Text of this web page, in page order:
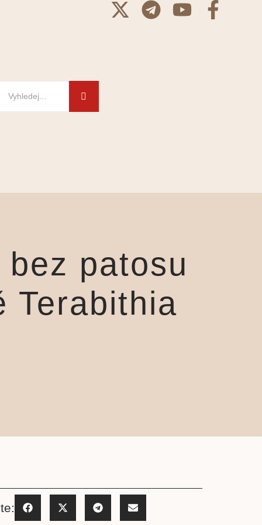
patosu
Terabithia